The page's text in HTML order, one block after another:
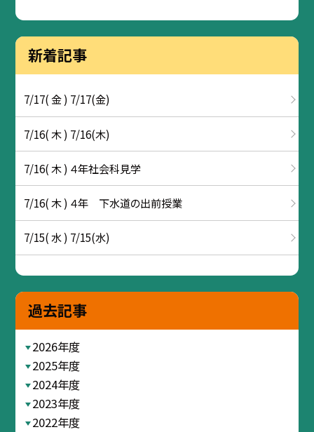
新着記事
7/17( 金 ) 7/17(金)
7/16( 木 ) 7/16(木)
7/16( 木 ) ４年社会科見学
7/16( 木 ) ４年 下水道の出前授業
7/15( 水 ) 7/15(水)
過去記事
2026年度
2025年度
2024年度
2023年度
2022年度